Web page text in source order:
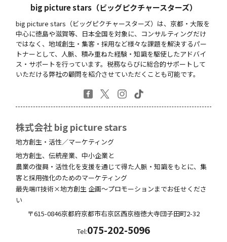
big picture stars（ビッグピクチャースターズ）
big picture stars（ビッグピクチャースターズ）は、京都・大阪を
中心に徳島や滋賀等、日本全国を対象に、コンサルティングだけ
ではなく、地域創生・集客・採用など様々な課題を解決するパー
トナーとして、人脈、積み重ねた経験・知識を駆使したアドバイ
ス・サポートを行っています。税務ならびに総合的サポートして
いただける弊社の顧問を紹介させていただくことも可能です。
株式会社 big picture stars
地方創生・活性／マーケティング
地方創生、伝統産業、中小企業と
農業の復興・活性化を支援を通じて得た人脈・知識をもとに、集
客と採用強化のためのマーケティング
最先端IT技術×地方創生 企画～プロモーションまでお任せくださ
い
〒615-0846京都府京都市右京区西京極徳大寺団子田町2-32
Tel:075-202-5096